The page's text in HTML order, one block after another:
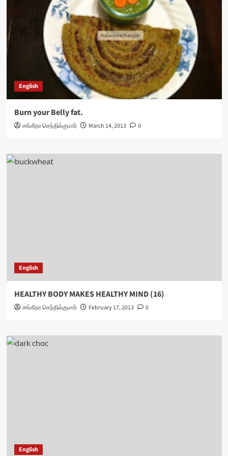
English
Burn your Belly fat.
சங்கீதா செந்தில்குமார் March 14, 2013 0
English
HEALTHY BODY MAKES HEALTHY MIND (16)
சங்கீதா செந்தில்குமார் February 17, 2013 0
English